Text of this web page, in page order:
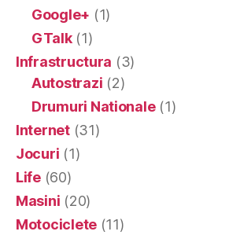
Google+ (1)
GTalk(1)
Infrastructura (3)
Autostrazi (2)
Drumuri Nationale(1)
Internet(31)
Jocuri (1)
Life(60)
Masini (20)
Motociclete (11)